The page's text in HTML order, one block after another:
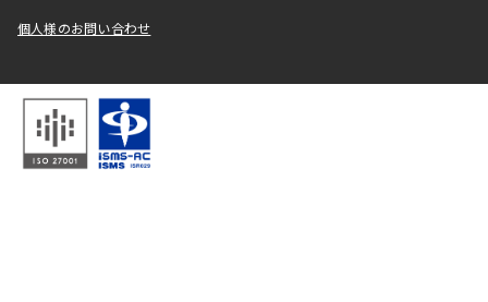
個人様のお問い合わせ